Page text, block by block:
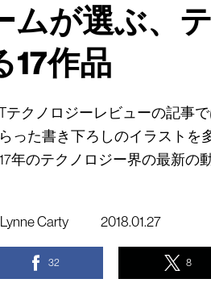
ムが選ぶ、
17作品
テクノロジーレビューの記事
った書き下ろしのイラストを
年のテクノロジー界の最新の
Lynne Carty 2018.01.27
32 8